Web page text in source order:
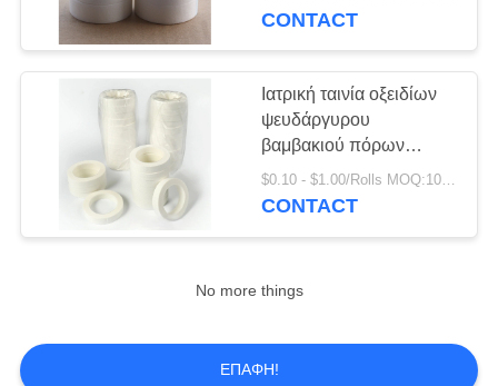
μικροϋπολογιστών PE
CONTACT
Ιατρική ταινία οξειδίων
ψευδάργυρου
βαμβακιού πόρων
μικροϋπολογιστών PE
ταινιών
$0.10 - $1.00/Rolls MOQ:1000 ρόλοι
CONTACT
No more things
ΕΠΑΦΉ!